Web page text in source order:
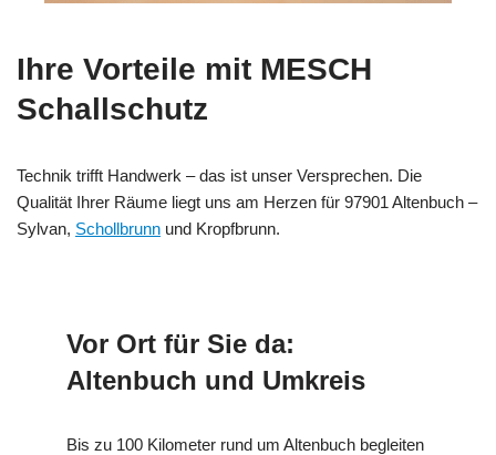
Ihre Vorteile mit MESCH
Schallschutz
Technik trifft Handwerk – das ist unser Versprechen. Die
Qualität Ihrer Räume liegt uns am Herzen für 97901 Altenbuch –
Sylvan, Schollbrunn und Kropfbrunn.
Vor Ort für Sie da:
Altenbuch und Umkreis
Bis zu 100 Kilometer rund um Altenbuch begleiten